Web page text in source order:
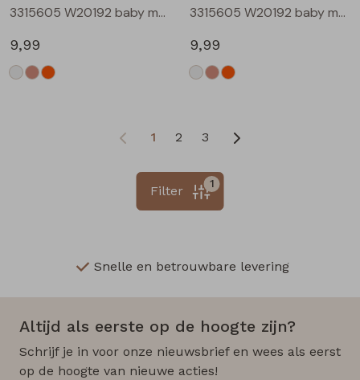
3315605 W20192 baby meisjes T-shirt lm Taupe
9,99
3315605 W20192 baby meisjes T-shirt lm Perzik
9,99
1 2 3
1
Filter
Snelle en betrouwbare levering
Altijd als eerste op de hoogte zijn?
Schrijf je in voor onze nieuwsbrief en wees als eerst
op de hoogte van nieuwe acties!